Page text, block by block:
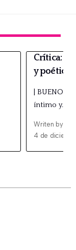
Crítica:
y poético
| BUENOS
íntimo y…
Writen by
4 de